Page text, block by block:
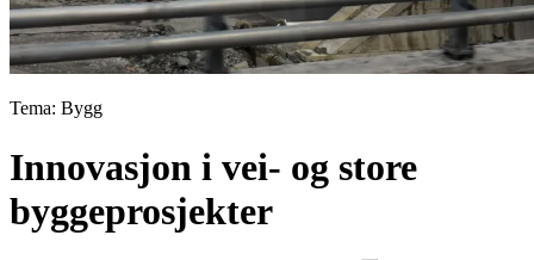
Tema: Bygg
Innovasjon i vei- og store
byggeprosjekter